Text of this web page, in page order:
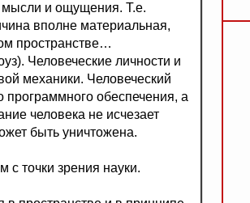
и ощущения. Т.е.
вполне материальная,
пространстве…
Человеческие личности и
механики. Человеческий
программного обеспечения, а
человека не исчезает
быть уничтожена.
точки зрения науки.